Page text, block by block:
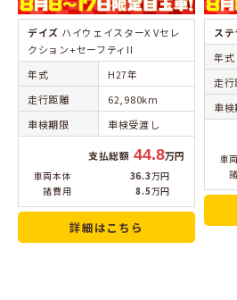
デイズ ハイウェイスターX Vセレ
クション+セーフティII
年式
H27年
走行距離
62,980km
車検期限
車検受渡し
支払総額 44.8万円
車両本体 36.3万円
諸費用
8.5万円
詳細はこちら
ステ
年式
走
車検
車